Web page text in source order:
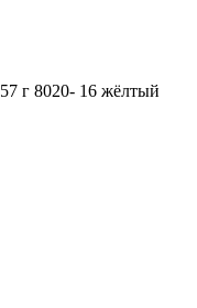
г 8020- 16 жёлтый